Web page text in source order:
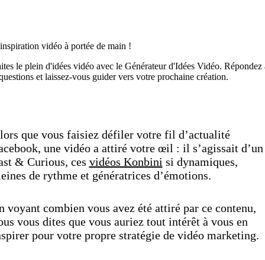
vidéo à portée de main !
le plein d'idées vidéo avec le Générateur d'Idées Vidéo. Répondez
et laissez-vous guider vers votre prochaine création.
que vous faisiez défiler votre fil d’actualité
une vidéo a attiré votre œil : il s’agissait d’un
& Curious, ces vidéos Konbini si dynamiques,
de rythme et génératrices d’émotions.
voyant combien vous avez été attiré par ce contenu,
vous dites que vous auriez tout intérêt à vous en
pour votre propre stratégie de vidéo marketing.